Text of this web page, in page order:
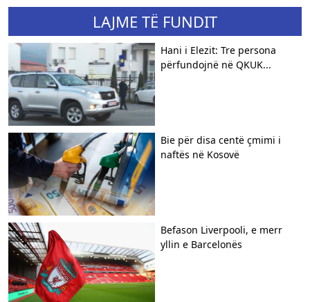
LAJME TË FUNDIT
Hani i Elezit: Tre persona
përfundojnë në QKUK...
Bie për disa centë çmimi i
naftës në Kosovë
Befason Liverpooli, e merr
yllin e Barcelonës